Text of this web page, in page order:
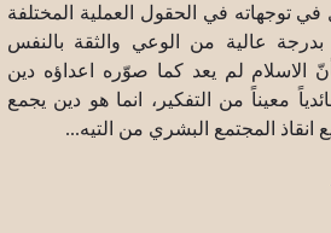
توجهاته في الحقول العملية المختلفة
عالية من الوعي والثقة بالنفس
الاسلام لم يعد كما صوّره اعداؤه دين
معيناً من التفكير، انما هو دين يجمع
انقاذ المجتمع البشري من التيه...